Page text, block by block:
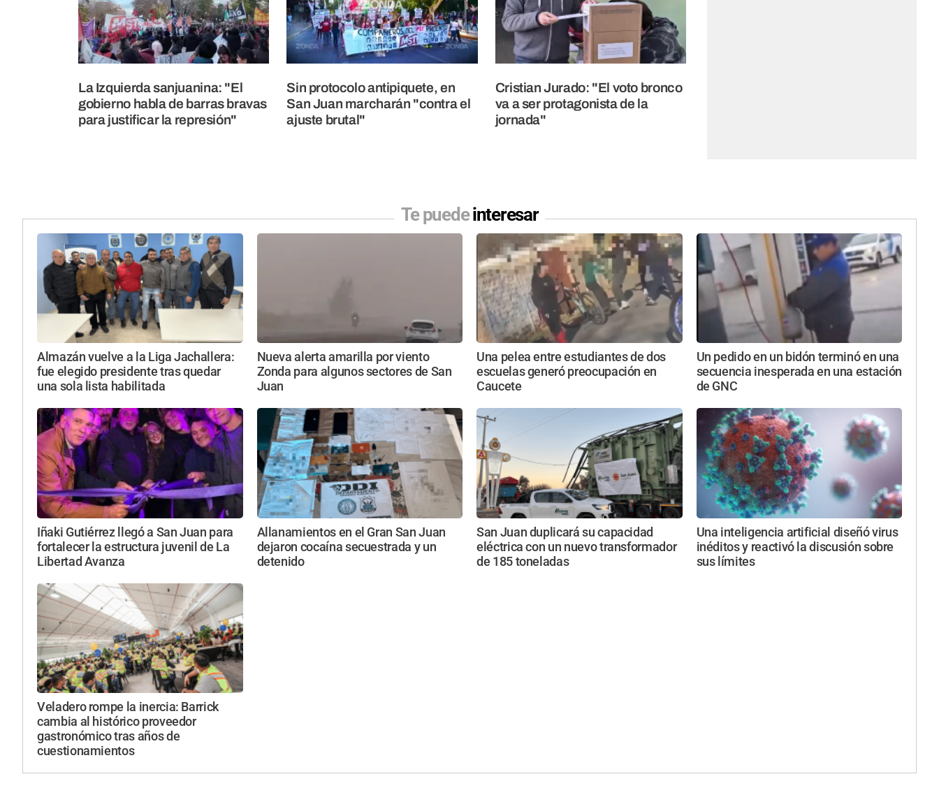
La Izquierda sanjuanina: "El
gobierno habla de barras bravas
para justificar la represión"
Sin protocolo antipiquete, en
San Juan marcharán "contra el
ajuste brutal"
Cristian Jurado: "El voto bronco
va a ser protagonista de la
jornada"
Te puedeinteresar
Almazán vuelve a la Liga Jachallera:
fue elegido presidente tras quedar
una sola lista habilitada
Nueva alerta amarilla por viento
Zonda para algunos sectores de San
Juan
Una pelea entre estudiantes de dos
escuelas generó preocupación en
Caucete
Un pedido en un bidón terminó en una
secuencia inesperada en una estación
de GNC
Iñaki Gutiérrez llegó a San Juan para
fortalecer la estructura juvenil de La
Libertad Avanza
Allanamientos en el Gran San Juan
dejaron cocaína secuestrada y un
detenido
San Juan duplicará su capacidad
eléctrica con un nuevo transformador
de 185 toneladas
Una inteligencia artificial diseñó virus
inéditos y reactivó la discusión sobre
sus límites
Veladero rompe la inercia: Barrick
cambia al histórico proveedor
gastronómico tras años de
cuestionamientos